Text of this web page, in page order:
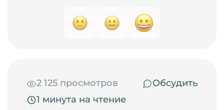
2 125 просмотров
Обсудить
1 минута на чтение